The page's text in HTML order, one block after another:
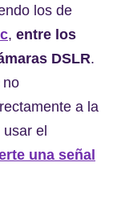
los de
, entre los
DSLR.
no
a la
el
una señal